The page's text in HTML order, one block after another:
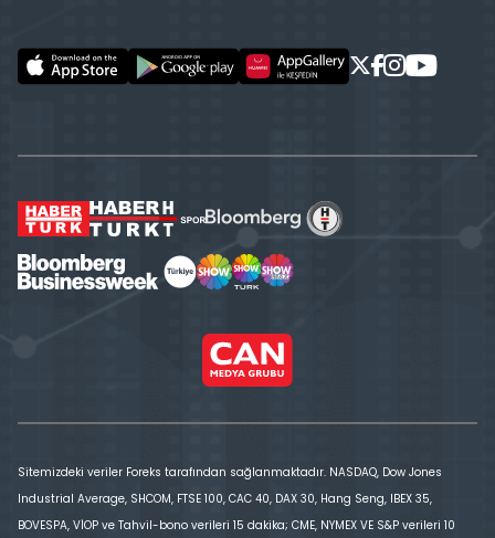
Sitemizdeki veriler Foreks tarafından sağlanmaktadır. NASDAQ, Dow Jones
Industrial Average, SHCOM, FTSE 100, CAC 40, DAX 30, Hang Seng, IBEX 35,
BOVESPA, VİOP ve Tahvil-bono verileri 15 dakika; CME, NYMEX VE S&P verileri 10